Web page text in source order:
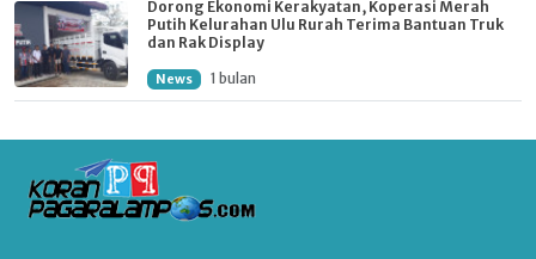
Dorong Ekonomi Kerakyatan, Koperasi Merah
Putih Kelurahan Ulu Rurah Terima Bantuan Truk
dan Rak Display
News 1 bulan